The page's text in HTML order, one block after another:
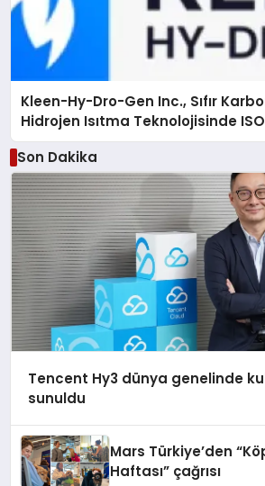
Kleen-Hy-Dro-Gen Inc., Sıfır
Hidrojen Isıtma Teknolojisinde
Düzenleyici Onaylarını Aldı
Son Dakika
Tencent Hy3 dünya genelinde
sunuldu
Mars Türkiye’den
Haftası” çağrısı